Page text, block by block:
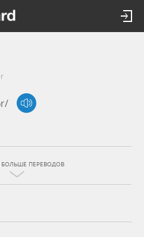
БОЛЬШЕ ПЕРЕВОДОВ